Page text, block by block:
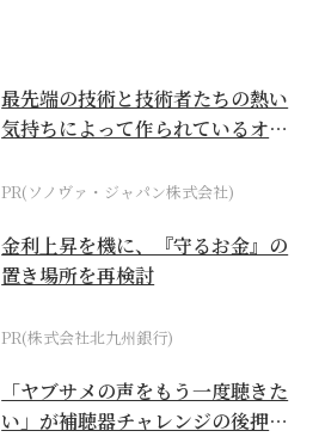
最先端の技術と技術者たちの熱い
気持ちによって作られているオー
PR(ソノヴァ・ジャパン株式会社)
金利上昇を機に、『守るお金』の
置き場所を再検討
PR(株式会社北九州銀行)
「ヤブサメの声をもう一度聴きた
い」が補聴器チャレンジの後押し